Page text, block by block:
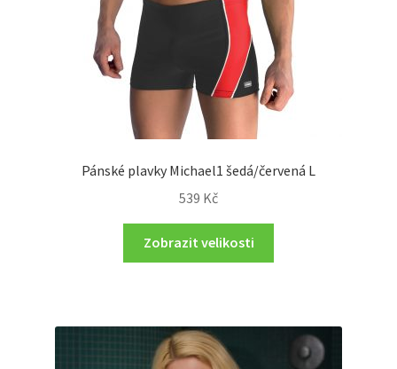
Pánské plavky Michael1 šedá/červená L
539 Kč
Zobrazit velikosti